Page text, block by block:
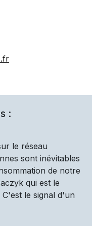
:
le réseau
sont inévitables
de notre
qui est le
le signal d'un